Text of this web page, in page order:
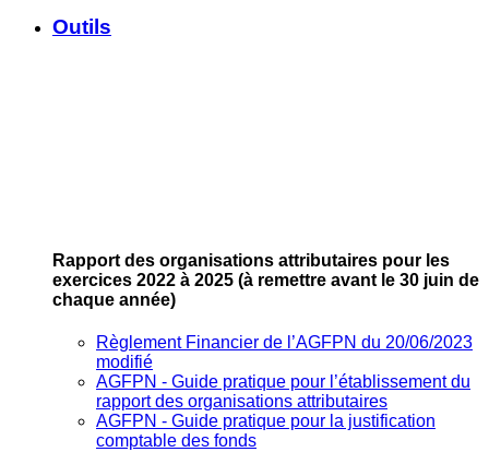
Outils
Rapport des organisations attributaires pour les
exercices 2022 à 2025 (à remettre avant le 30 juin de
chaque année)
Règlement Financier de l’AGFPN du 20/06/2023
modifié
AGFPN ‐ Guide pratique pour l’établissement du
rapport des organisations attributaires
AGFPN ‐ Guide pratique pour la justification
comptable des fonds